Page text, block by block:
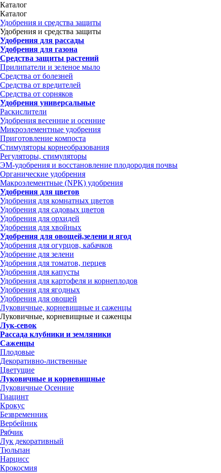
Каталог
Каталог
Удобрения и средства защиты
Удобрения и средства защиты
Удобрения для рассады
Удобрения для газона
Средства защиты растений
Прилипатели и зеленое мыло
Средства от болезней
Средства от вредителей
Средства от сорняков
Удобрения универсальные
Раскислители
Удобрения весенние и осенние
Микроэлементные удобрения
Приготовление компоста
Стимуляторы корнеобразования
Регуляторы, стимуляторы
ЭМ-удобрения и восстановление плодородия почвы
Органические удобрения
Макроэлементные (NPK) удобрения
Удобрения для цветов
Удобрения для комнатных цветов
Удобрения для садовых цветов
Удобрения для орхидей
Удобрения для хвойных
Удобрения для овощей,зелени и ягод
Удобрения для огурцов, кабачков
Удобрение для зелени
Удобрения для томатов, перцев
Удобрения для капусты
Удобрения для картофеля и корнеплодов
Удобрения для ягодных
Удобрения для овощей
Луковичные, корневищные и саженцы
Луковичные, корневищные и саженцы
Лук-севок
Рассада клубники и земляники
Саженцы
Плодовые
Декоративно-лиственные
Цветущие
Луковичные и корневищные
Луковичные Осенние
Гиацинт
Крокус
Безвременник
Вербейник
Рябчик
Лук декоративный
Тюльпан
Нарцисс
Крокосмия